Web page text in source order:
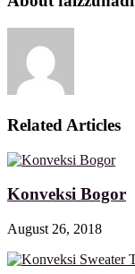
Related Articles
Konveksi Bogor
August 26, 2018